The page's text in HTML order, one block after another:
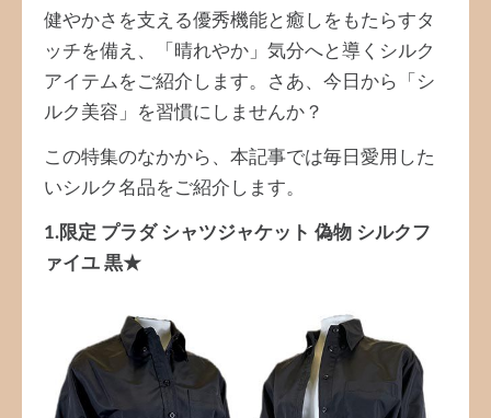
健やかさを支える優秀機能と癒しをもたらすタ
ッチを備え、「晴れやか」気分へと導くシルク
アイテムをご紹介します。さあ、今日から「シ
ルク美容」を習慣にしませんか？
この特集のなかから、本記事では毎日愛用した
いシルク名品をご紹介します。
1.限定 プラダ シャツジャケット 偽物 シルクフ
ァイユ 黒★